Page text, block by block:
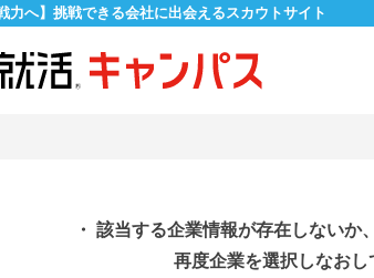
力へ】挑戦できる会社に出会えるスカウトサイト
・ 該当する企業情報が存在しないか
再度企業を選択しなおし